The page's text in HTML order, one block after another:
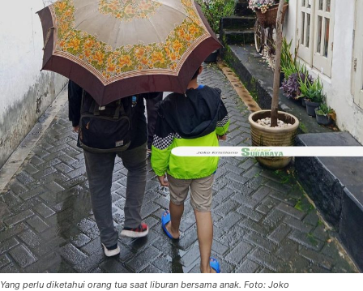
Yang perlu diketahui orang tua saat liburan bersama anak. Foto: Joko